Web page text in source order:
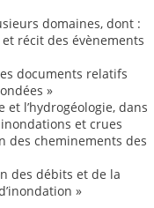
domaines, dont :
et récit des évènements
documents relatifs
»
l’hydrogéologie, dans
et crues
des cheminements des
des débits et de la
»